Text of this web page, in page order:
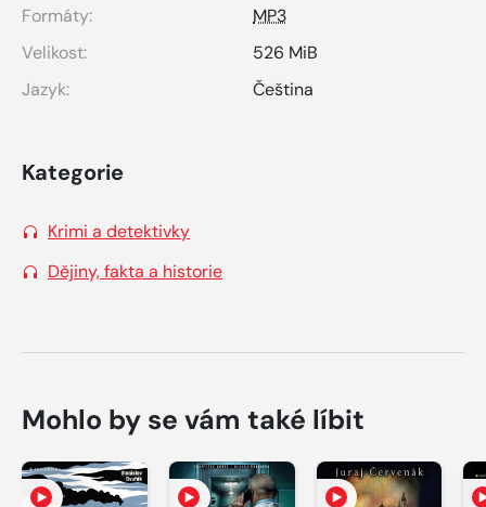
Formáty:
MP3
Velikost:
526 MiB
Jazyk:
Čeština
Kategorie
Krimi a detektivky
Dějiny, fakta a historie
Mohlo by se vám také líbit